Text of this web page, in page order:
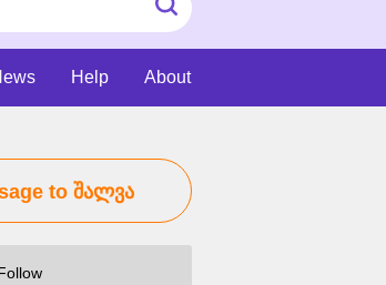
Submit
Search
About
Help
to შალვა